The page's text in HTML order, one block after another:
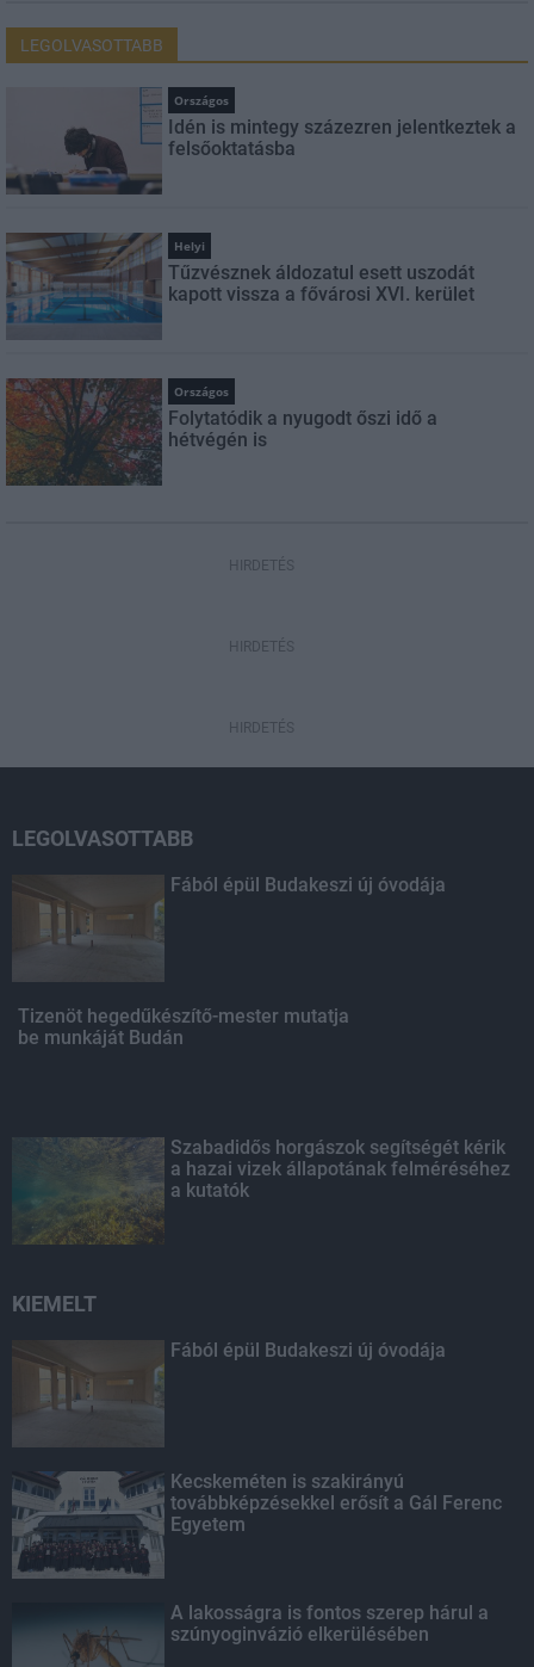
LEGOLVASOTTABB
Országos
Idén is mintegy százezren jelentkeztek a
felsőoktatásba
Helyi
Tűzvésznek áldozatul esett uszodát
kapott vissza a fővárosi XVI. kerület
Országos
Folytatódik a nyugodt őszi idő a
hétvégén is
HIRDETÉS
HIRDETÉS
HIRDETÉS
LEGOLVASOTTABB
Fából épül Budakeszi új óvodája
Tizenöt hegedűkészítő-mester mutatja
be munkáját Budán
Szabadidős horgászok segítségét kérik
a hazai vizek állapotának felméréséhez
a kutatók
KIEMELT
Fából épül Budakeszi új óvodája
Kecskeméten is szakirányú
továbbképzésekkel erősít a Gál Ferenc
Egyetem
A lakosságra is fontos szerep hárul a
szúnyoginvázió elkerülésében